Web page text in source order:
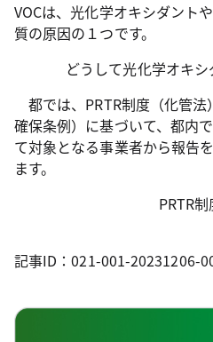
VOCは、光化学オキシダント
質の原因の１つです。
どうして光化学オキ
都では、PRTR制度（化管
確保条例）に基づいて、都内
て対象となる事業者から報告
ます。
PRTR
記事ID：021-001-20231206-